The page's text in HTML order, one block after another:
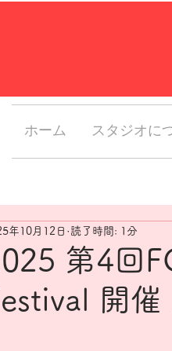
ホーム スタジオに
第4回
開催
年10月12日 読了時間: 1分